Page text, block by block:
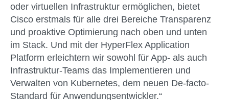
oder virtuellen Infrastruktur ermöglichen, bietet
Cisco erstmals für alle drei Bereiche Transparenz
und proaktive Optimierung nach oben und unten
im Stack. Und mit der HyperFlex Application
Platform erleichtern wir sowohl für App- als auch
Infrastruktur-Teams das Implementieren und
Verwalten von Kubernetes, dem neuen De-facto-
Standard für Anwendungsentwickler.“